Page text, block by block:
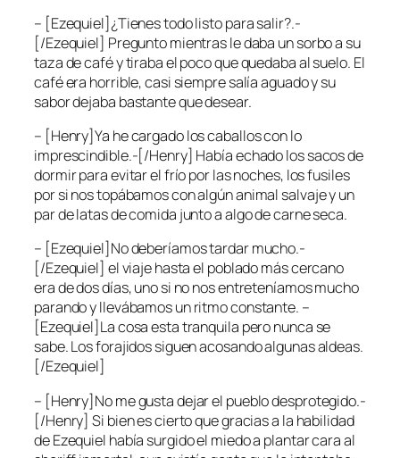
– [Ezequiel]¿Tienes todo listo para salir?.-
[/Ezequiel] Pregunto mientras le daba un sorbo a su
taza de café y tiraba el poco que quedaba al suelo. El
café era horrible, casi siempre salía aguado y su
sabor dejaba bastante que desear.
– [Henry]Ya he cargado los caballos con lo
imprescindible.-[/Henry] Había echado los sacos de
dormir para evitar el frío por las noches, los fusiles
por si nos topábamos con algún animal salvaje y un
par de latas de comida junto a algo de carne seca.
– [Ezequiel]No deberíamos tardar mucho.-
[/Ezequiel] el viaje hasta el poblado más cercano
era de dos días, uno si no nos entreteníamos mucho
parando y llevábamos un ritmo constante. –
[Ezequiel]La cosa esta tranquila pero nunca se
sabe. Los forajidos siguen acosando algunas aldeas.
[/Ezequiel]
– [Henry]No me gusta dejar el pueblo desprotegido.-
[/Henry] Si bien es cierto que gracias a la habilidad
de Ezequiel había surgido el miedo a plantar cara al